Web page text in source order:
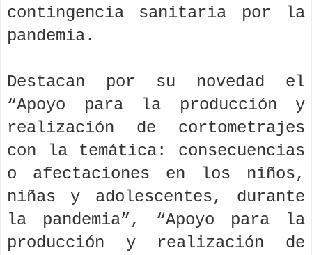
contingencia sanitaria por la
pandemia.
Destacan por su novedad el
“Apoyo para la producción y
realización de cortometrajes
con la temática: consecuencias
o afectaciones en los niños,
niñas y adolescentes, durante
la pandemia”, “Apoyo para la
producción y realización de